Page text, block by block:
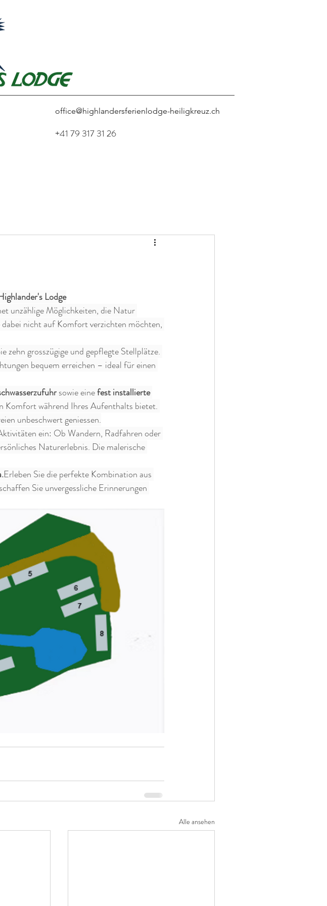
office@highlandersferienlodge-heiligkreuz.ch
+41 79 317 31 26
Lodge
unzählige Möglichkeiten, die Natur
nicht auf Komfort verzichten möchten,
zehn grosszügige und gepflegte Stellplätze.
bequem erreichen – ideal für einen
sowie eine fest installierte
Komfort während Ihres Aufenthalts bietet.
unbeschwert geniessen.
ein: Ob Wandern, Radfahren oder
Naturerlebnis. Die malerische
Erleben Sie die perfekte Kombination aus
Sie unvergessliche Erinnerungen
Alle ansehen